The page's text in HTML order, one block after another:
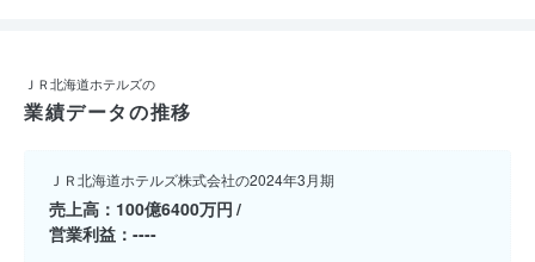
ＪＲ北海道ホテルズの
業績データの推移
ＪＲ北海道ホテルズ株式会社の2024年3月期
売上高
100億6400万円
営業利益
----